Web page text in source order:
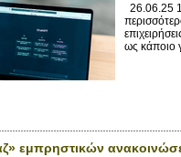
26.06.25
ως κάποιο
εμπρηστικών